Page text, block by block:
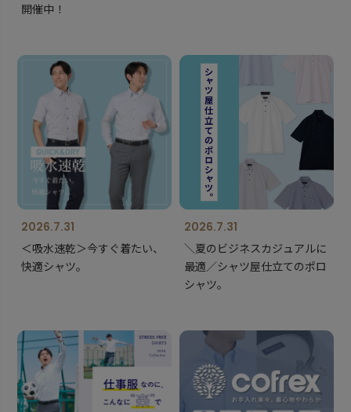
開催中！
2026.7.31
＜吸水速乾＞今すぐ着たい、
快適シャツ。
2026.7.31
＼夏のビジネスカジュアルに
最適／シャツ屋仕立てのポロ
シャツ。